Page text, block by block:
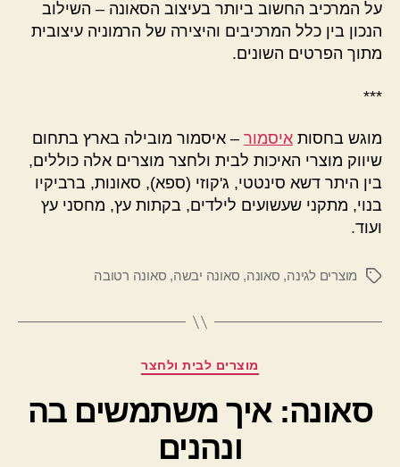
על המרכיב החשוב ביותר בעיצוב הסאונה – השילוב
הנכון בין כלל המרכיבים והיצירה של הרמוניה עיצובית
מתוך הפרטים השונים.
***
מוגש בחסות איסמור – איסמור מובילה בארץ בתחום
שיווק מוצרי האיכות לבית ולחצר מוצרים אלה כוללים,
בין היתר דשא סינטטי, ג'קוזי (ספא), סאונות, ברביקיו
בנוי, מתקני שעשועים לילדים, בקתות עץ, מחסני עץ
ועוד.
תגיותמוצרים לגינה, סאונה, סאונה יבשה, סאונה רטובה
קטגוריות
מוצרים לבית ולחצר
סאונה: איך משתמשים בה
ונהנים